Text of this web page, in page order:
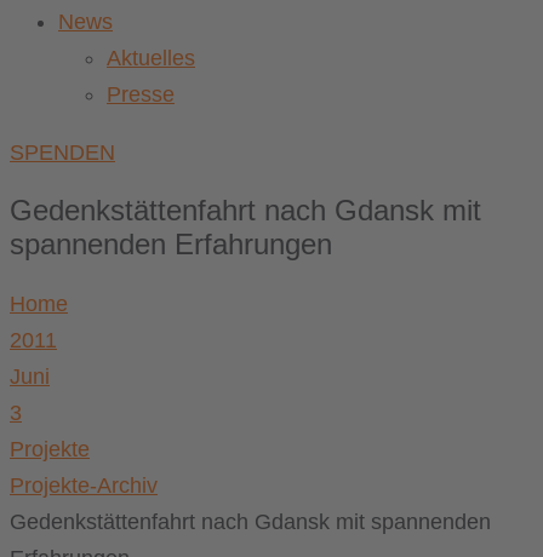
News
Aktuelles
Presse
SPENDEN
Gedenkstättenfahrt nach Gdansk mit
spannenden Erfahrungen
Home
2011
Juni
3
Projekte
Projekte-Archiv
Gedenkstättenfahrt nach Gdansk mit spannenden